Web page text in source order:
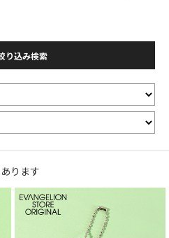
り込み検索
ります